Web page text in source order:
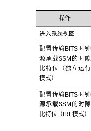
操作
进入系统视图
配置传输BITS时钟
源承载SSM的时隙
比特位（独立运行
模式）
配置传输BITS时钟
源承载SSM的时隙
比特位（IRF模式）